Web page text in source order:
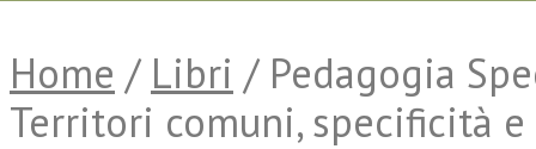
Home / Libri / Pedagogia
Territori comuni, specificità